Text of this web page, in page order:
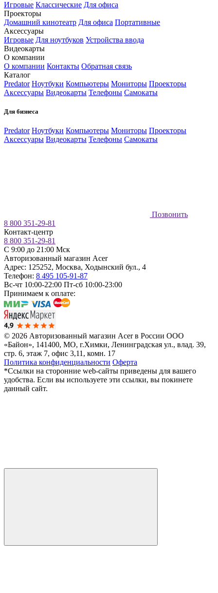
Игровые Классические Для офиса
Проекторы
Домашний кинотеатр Для офиса Портативные
Аксессуары
Игровые Для ноутбуков Устройства ввода
Видеокарты
О компании
О компании Контакты Обратная связь
Каталог
Predator Ноутбуки Компьютеры Мониторы Проекторы
Аксессуары Видеокарты Телефоны Самокаты
Для бизнеса
Predator Ноутбуки Компьютеры Мониторы Проекторы
Аксессуары Видеокарты Телефоны Самокаты
Позвонить
8 800 351-29-81
Контакт-центр
8 800 351-29-81
C 9:00 до 21:00 Мск
Авторизованный магазин Acer
Адрес: 125252, Москва, Ходынский бул., 4
Телефон: 8 495 105-91-87
Вс-чт 10:00-22:00 Пт-сб 10:00-23:00
Принимаем к оплате:
© 2026 Авторизованный магазин Acer в России ООО
«Байон», 141400, МО, г.Химки, Ленинградская ул., влад. 39,
стр. 6, этаж 7, офис 3,11, комн. 17
Политика конфиденциальности Оферта
*Ссылки на сторонние web-сайты приведены для вашего
удобства. Если вы используете эти ссылки, вы покинете
данный сайт.